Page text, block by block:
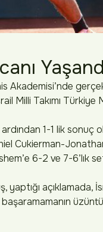
Akademisi’nde
Takımı Türkiye
1-1 lik
Cukierman-
6-2 ve 7-6’lık
açıklamada,